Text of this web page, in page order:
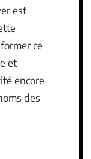
est
ce
et
encore
des